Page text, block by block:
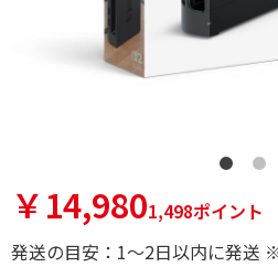
￥14,9801,498ポイント
発送の目安：1～2日以内に発送